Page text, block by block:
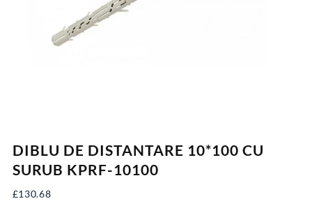
DIBLU DE DISTANTARE 10*100 CU
SURUB KPRF-10100
£130.68